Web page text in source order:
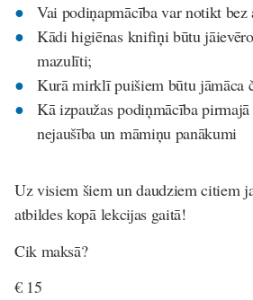
Vai podiņapmācība var notikt bez
Kādi higiēnas knifiņi būtu
mazulīti;
Kurā mirklī puišiem būtu jāmāca
Kā izpaužas podiņmācība pirmajā
nejaušība un māmiņu panākumi
Uz visiem šiem un daudziem citiem
atbildes kopā lekcijas gaitā!
Cik maksā?
€ 15